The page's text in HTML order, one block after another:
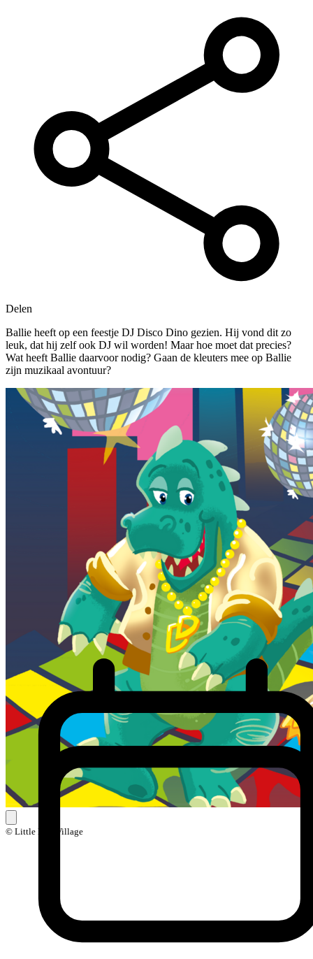
Delen
Ballie heeft op een feestje DJ Disco Dino gezien. Hij vond dit zo
leuk, dat hij zelf ook DJ wil worden! Maar hoe moet dat precies?
Wat heeft Ballie daarvoor nodig? Gaan de kleuters mee op Ballie
zijn muzikaal avontuur?
© Little Ball Village